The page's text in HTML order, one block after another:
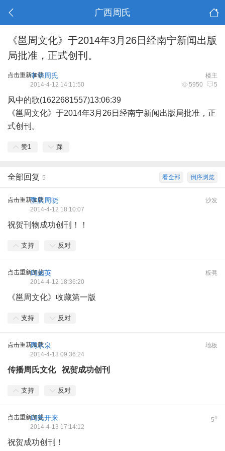
广西周氏
《邕周文化》于2014年3月26日经南宁新闻出版
局批准，正式创刊。
点击重新加载 楼主
中华周氏
5950 5
2014-4-12 14:11:50
风中的歌(1622681557)13:06:39
《邕周文化》于2014年3月26日经南宁新闻出版局批准，正
式创刊。
赞1 踩
倒序浏览
看全部
全部回复 5
点击重新加载 沙发
重庆周晓
2014-4-12 18:10:07
祝贺刊物成功创刊！！
支持 反对
点击重新加载 板凳
周国英
2014-4-12 18:36:20
《邕周文化》收藏第一版
支持 反对
点击重新加载 地板
周水泉
2014-4-13 09:36:24
传播周氏文化 祝贺成功创刊
支持 反对
点击重新加载 5#
周氏开来
2014-4-13 17:14:12
祝贺成功创刊！